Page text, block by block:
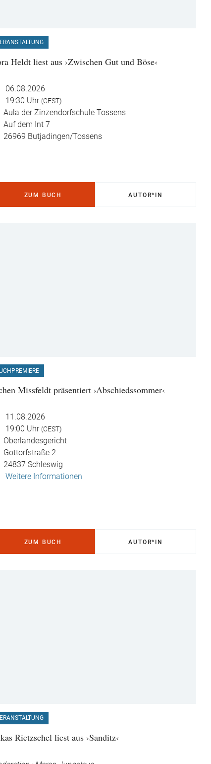
Heldt liest aus ›Zwischen Gut und Böse‹
06.08.2026
19:30 Uhr (CEST)
Aula der Zinzendorfschule Tossens
Auf dem Int 7
26969 Butjadingen/Tossens
ZUM BUCH AUTOR*IN
Missfeldt präsentiert ›Abschiedssommer‹
11.08.2026
19:00 Uhr (CEST)
Oberlandesgericht
Gottorfstraße 2
24837 Schleswig
Weitere Informationen
ZUM BUCH AUTOR*IN
Rietzschel liest aus ›Sanditz‹